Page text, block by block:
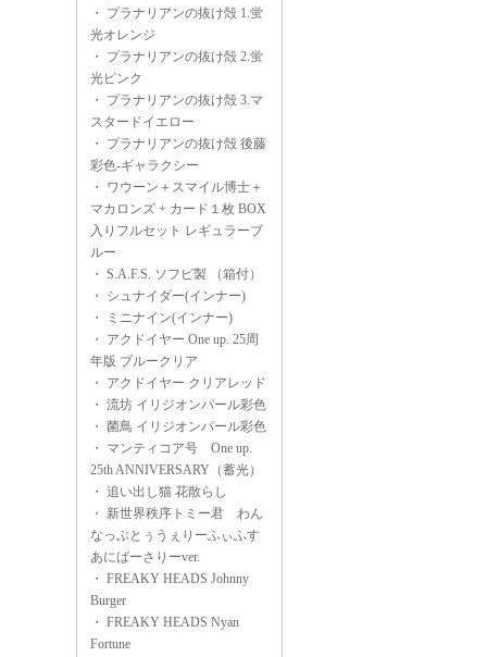
・ プラナリアンの抜け殻 1.蛍
光オレンジ
・ プラナリアンの抜け殻 2.蛍
光ピンク
・ プラナリアンの抜け殻 3.マ
スタードイエロー
・ プラナリアンの抜け殻 後藤
彩色-ギャラクシー
・ ワウーン＋スマイル博士＋
マカロンズ + カード１枚 BOX
入りフルセット レギュラーブ
ルー
・ S.A.F.S. ソフビ製 （箱付）
・ シュナイダー(インナー)
・
ミニナイン(インナー)
・ アクドイヤー One up. 25周
年版 ブルークリア
・ アクドイヤー クリアレッド
・ 流坊 イリジオンパール彩色
・ 菌鳥 イリジオンパール彩色
・ マンティコア号 One up.
25th ANNIVERSARY（蓄光）
・ 追い出し猫 花散らし
・ 新世界秩序トミー君 わん
なっぷとぅうぇりーふぃふす
あにばーさりーver.
・ FREAKY HEADS Johnny
Burger
・ FREAKY HEADS Nyan
Fortune